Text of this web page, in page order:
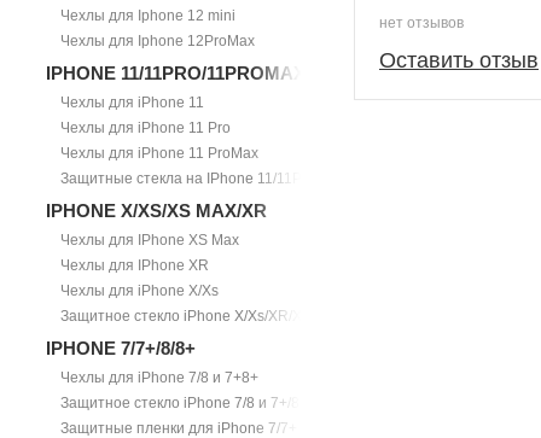
Чехлы для Iphone 12 mini
Чехлы для Iphone 12ProMax
IPHONE 11/11PRO/11PROMAX
Чехлы для iPhone 11
Чехлы для iPhone 11 Pro
Чехлы для iPhone 11 ProMax
Защитные стекла на IPhone 11/11Pro/11ProMax
IPHONE X/XS/XS MAX/XR
Чехлы для IPhone XS Max
Чехлы для IPhone XR
Чехлы для iPhone X/Xs
Защитное стекло iPhone X/Xs/XR/Xs Max
IPHONE 7/7+/8/8+
Чехлы для iPhone 7/8 и 7+8+
Защитное стекло iPhone 7/8 и 7+/8+
Защитные пленки для iPhone 7/7+
нет отзывов
Оставить отзыв